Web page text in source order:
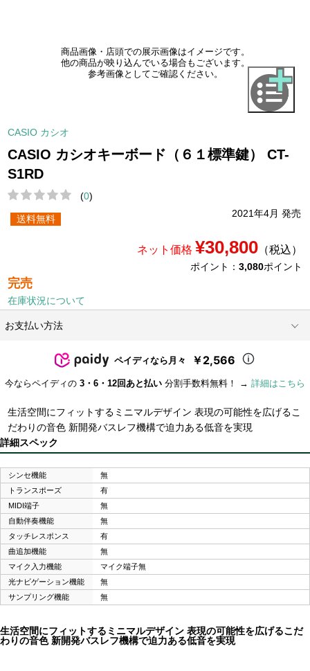
商品画像・店頭での展示画像はイメージです。
他の商品が映り込んでいる場合もございます。
参考画像としてご確認ください。
CASIO カシオ
CASIO カシオキーボード（６１標準鍵） CT-
S1RD
(0)
2021年4月 発売
送料無料
ネット価格 ¥30,800（税込）
ポイント： 3,080ポイント
完売
在庫状況について
お支払い方法
ペイディなら月々 ￥2,566
今ならペイディの 3・6・12回あと払い 分割手数料無料！ → 詳細はこちら
生活空間にフィットするミニマルデザイン 表現の可能性を広げるこ
だわりの音色 新開発バスレフ機構で迫力ある低音を実現
詳細スペック
シンセ機能
無
トランスポーズ
有
MIDI端子
無
自動伴奏機能
無
タッチレスポンス
有
曲追加機能
無
マイク入力機能
マイク端子無
光ナビゲーション機能
無
サンプリング機能
無
生活空間にフィットするミニマルデザイン 表現の可能性を広げるこだ
わりの音色 新開発バスレフ機構で迫力ある低音を実現